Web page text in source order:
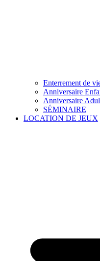
Enterrement de
Anniversaire
Anniversaire
SÉMINAIRE
LOCATION DE JEUX